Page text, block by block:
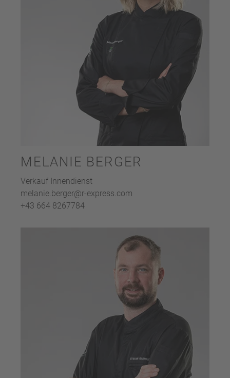
MELANIE BERGER
Verkauf Innendienst
melanie.berger@r-express.com
+43 664 8267784